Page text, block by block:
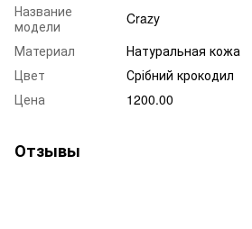
Название
модели
Crazy
Материал
Натуральная кожа
Цвет
Срібний крокодил
Цена
1200.00
Отзывы